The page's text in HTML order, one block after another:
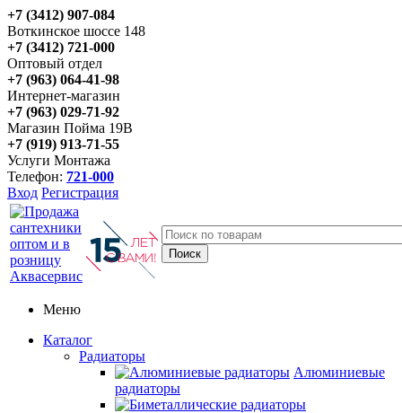
+7 (3412) 907-084
Воткинское шоссе 148
+7 (3412) 721-000
Оптовый отдел
+7 (963) 064-41-98
Интернет-магазин
+7 (963) 029-71-92
Магазин Пойма 19В
+7 (919) 913-71-55
Услуги Монтажа
Телефон: 721-000
Вход Регистрация
Меню
Каталог
Радиаторы
Алюминиевые
радиаторы